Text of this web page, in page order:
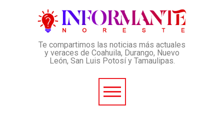
Te compartimos las noticias más actuales
y veraces de Coahuila, Durango, Nuevo
León, San Luis Potosí y Tamaulipas.